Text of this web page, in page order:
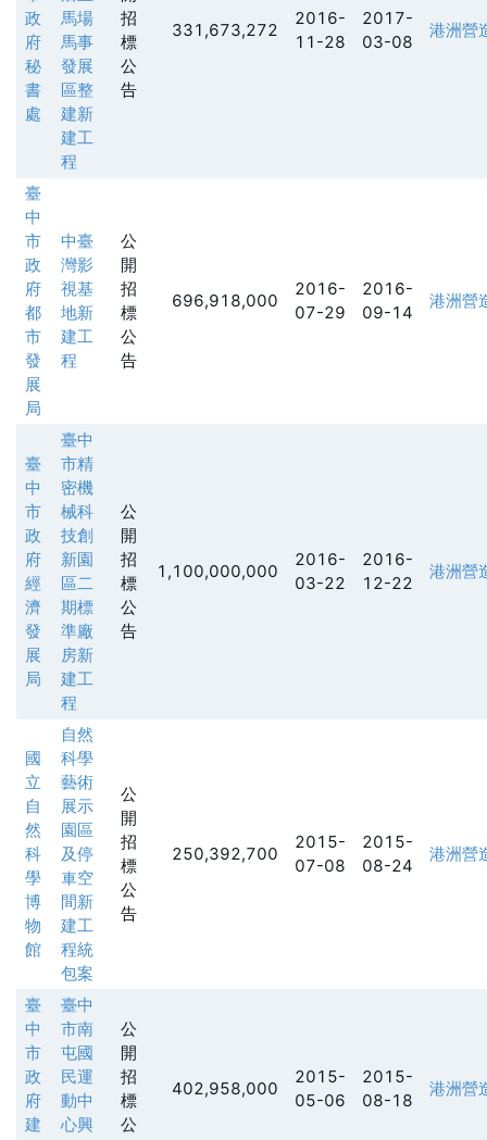
政
府
秘
書
處
馬場
馬事
發展
區整
建新
建工
程
招
標
公
告
331,673,272
2016-
11-28
2017-
03-08
港洲營
臺
中
市
政
府
都
市
發
展
局
中臺
灣影
視基
地新
建工
程
公
開
招
標
公
告
696,918,000
2016-
07-29
2016-
09-14
港洲營
臺
中
市
政
府
經
濟
發
展
局
臺中
市精
密機
械科
技創
新園
區二
期標
準廠
房新
建工
程
公
開
招
標
公
告
1,100,000,000
2016-
03-22
2016-
12-22
港洲營
國
立
自
然
科
學
博
物
館
自然
科學
藝術
展示
園區
及停
車空
間新
建工
程統
包案
公
開
招
標
公
告
250,392,700
2015-
07-08
2015-
08-24
港洲營
臺
中
市
政
府
建
臺中
市南
屯國
民運
動中
心興
公
開
招
標
公
402,958,000
2015-
05-06
2015-
08-18
港洲營